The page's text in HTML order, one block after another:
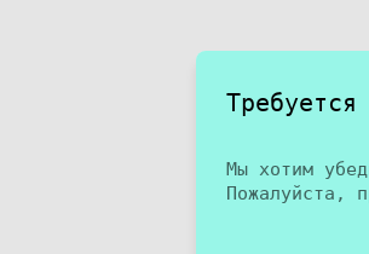
Требуется
Мы хотим
Пожалуйста,